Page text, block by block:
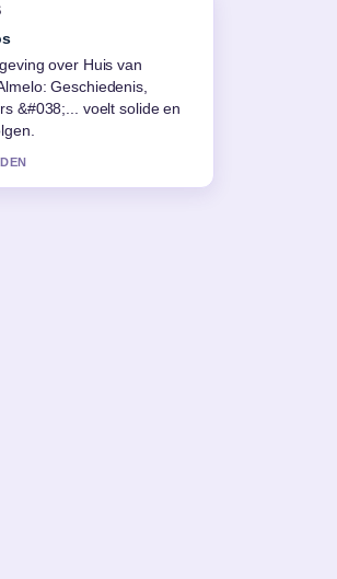
rond Wat helpt tegen
triggers en.... Meer
zo moeten schrijven.